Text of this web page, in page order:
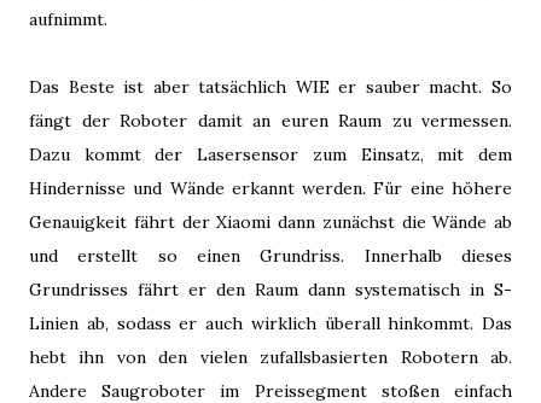
aufnimmt.
Das Beste ist aber tatsächlich WIE er sauber macht. So
fängt der Roboter damit an euren Raum zu vermessen.
Dazu kommt der Lasersensor zum Einsatz, mit dem
Hindernisse und Wände erkannt werden. Für eine höhere
Genauigkeit fährt der Xiaomi dann zunächst die Wände ab
und erstellt so einen Grundriss. Innerhalb dieses
Grundrisses fährt er den Raum dann systematisch in S-
Linien ab, sodass er auch wirklich überall hinkommt. Das
hebt ihn von den vielen zufallsbasierten Robotern ab.
Andere Saugroboter im Preissegment stoßen einfach